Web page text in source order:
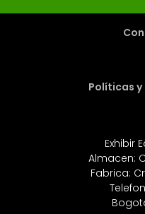
Políticas
Exhibir
Almacen:
Fabrica: